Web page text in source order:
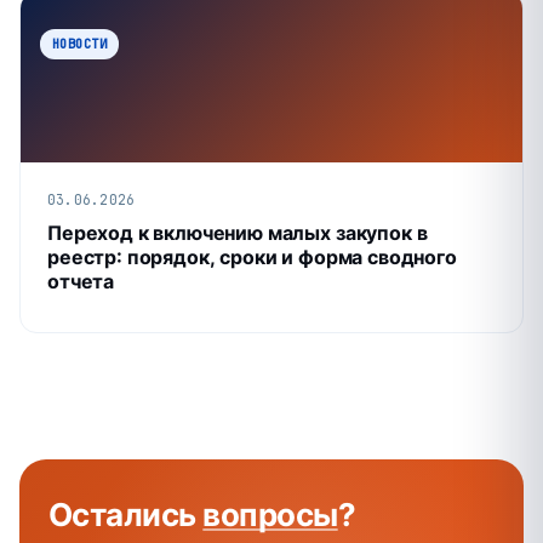
НОВОСТИ
03.06.2026
Переход к включению малых закупок в
реестр: порядок, сроки и форма сводного
отчета
Осталисьвопросы?